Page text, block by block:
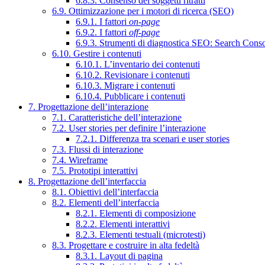
6.9. Ottimizzazione per i motori di ricerca (SEO)
6.9.1. I fattori on-page
6.9.2. I fattori off-page
6.9.3. Strumenti di diagnostica SEO: Search
6.10. Gestire i contenuti
6.10.1. L’inventario dei contenuti
6.10.2. Revisionare i contenuti
6.10.3. Migrare i contenuti
6.10.4. Pubblicare i contenuti
7. Progettazione dell’interazione
7.1. Caratteristiche dell’interazione
7.2. User stories per definire l’interazione
7.2.1. Differenza tra scenari e user stories
7.3. Flussi di interazione
7.4. Wireframe
7.5. Prototipi interattivi
8. Progettazione dell’interfaccia
8.1. Obiettivi dell’interfaccia
8.2. Elementi dell’interfaccia
8.2.1. Elementi di composizione
8.2.2. Elementi interattivi
8.2.3. Elementi testuali (microtesti)
8.3. Progettare e costruire in alta fedeltà
8.3.1. Layout di pagina